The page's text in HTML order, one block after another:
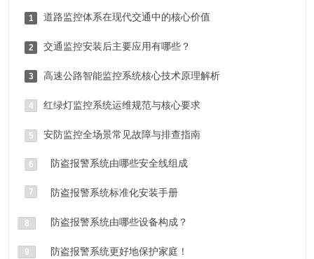
道路监控体系在现代交通中的核心价值
交通监控安装后主要应用有哪些？
高速公路智能监控系统核心技术原理解析
红绿灯监控系统运维规范与核心要求
安防监控全场景常见故障与排查指南
8
9
防盗报警系统由哪些安全线组成
防盗报警系统标准化安装手册‌
防盗报警系统由哪些设备构成？
防盗报警系统更好地保护家庭！